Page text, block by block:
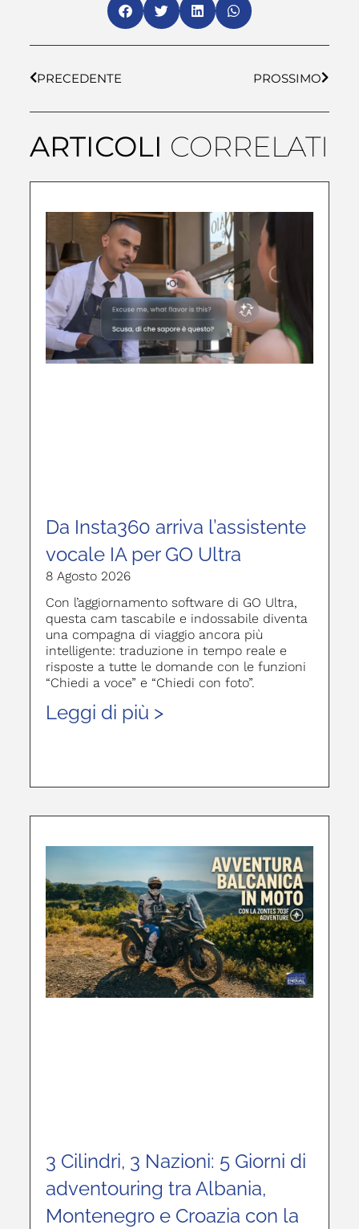
PRECEDENTE PROSSIMO
ARTICOLI CORRELATI
Da Insta360 arriva l’assistente
vocale IA per GO Ultra
8 Agosto 2026
Con l’aggiornamento software di GO Ultra,
questa cam tascabile e indossabile diventa
una compagna di viaggio ancora più
intelligente: traduzione in tempo reale e
risposte a tutte le domande con le funzioni
“Chiedi a voce” e “Chiedi con foto”.
Leggi di più >
3 Cilindri, 3 Nazioni: 5 Giorni di
adventouring tra Albania,
Montenegro e Croazia con la